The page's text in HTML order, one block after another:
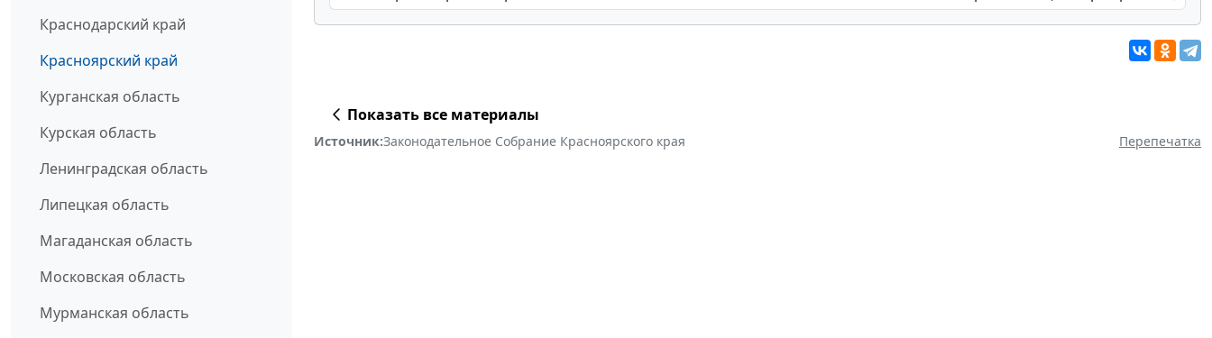
Краснодарский край
Красноярский край
Курганская область
Курская область
Ленинградская область
Липецкая область
Магаданская область
Московская область
Мурманская область
Показать все материалы
Источник:Законодательное Собрание Красноярского края Перепечатка